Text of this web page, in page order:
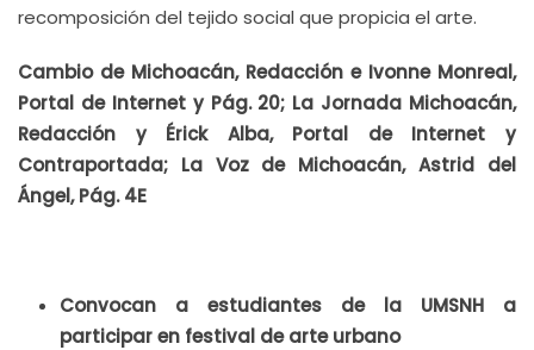
recomposición del tejido social que propicia el arte.
Cambio de Michoacán, Redacción e Ivonne Monreal,
Portal de Internet y Pág. 20; La Jornada Michoacán,
Redacción y Érick Alba, Portal de Internet y
Contraportada; La Voz de Michoacán, Astrid del
Ángel, Pág. 4E
Convocan a estudiantes de la UMSNH a
participar en festival de arte urbano